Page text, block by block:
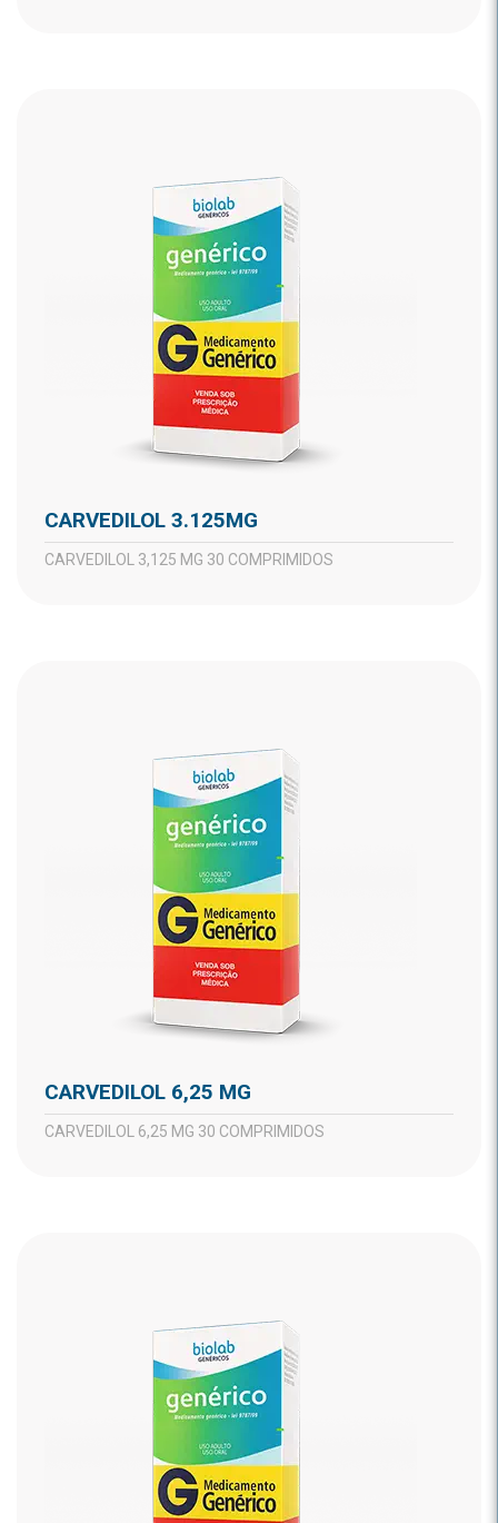
CARVEDILOL 3.125MG
CARVEDILOL 3,125 MG 30 COMPRIMIDOS
CARVEDILOL 6,25 MG
CARVEDILOL 6,25 MG 30 COMPRIMIDOS